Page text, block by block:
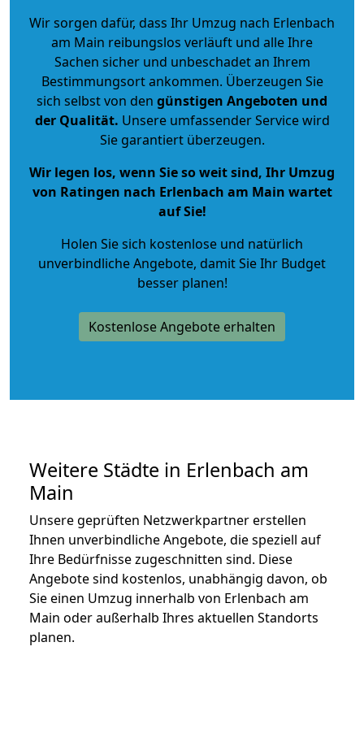
Wir sorgen dafür, dass Ihr Umzug nach Erlenbach
am Main reibungslos verläuft und alle Ihre
Sachen sicher und unbeschadet an Ihrem
Bestimmungsort ankommen. Überzeugen Sie
sich selbst von den günstigen Angeboten und
der Qualität. Unsere umfassender Service wird
Sie garantiert überzeugen.
Wir legen los, wenn Sie so weit sind, Ihr Umzug
von Ratingen nach Erlenbach am Main wartet
auf Sie!
Holen Sie sich kostenlose und natürlich
unverbindliche Angebote, damit Sie Ihr Budget
besser planen!
Kostenlose Angebote erhalten
Weitere Städte in Erlenbach am
Main
Unsere geprüften Netzwerkpartner erstellen
Ihnen unverbindliche Angebote, die speziell auf
Ihre Bedürfnisse zugeschnitten sind. Diese
Angebote sind kostenlos, unabhängig davon, ob
Sie einen Umzug innerhalb von Erlenbach am
Main oder außerhalb Ihres aktuellen Standorts
planen.